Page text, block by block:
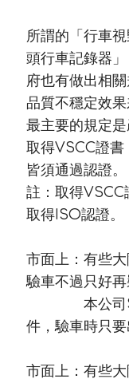
所謂的「行車
頭行車記錄器
府也有做出相
品質不穩定效
最主要的規定
取得VSCC證書
皆須通過認證。
註：取得VSCC
取得ISO認證。
市面上：有些
驗車不過只好再
本公司
件，驗車時只
市面上：有些